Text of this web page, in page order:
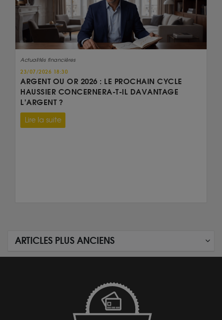
Actualités financières
23/07/2026 18:30
ARGENT OU OR 2026 : LE PROCHAIN CYCLE
HAUSSIER CONCERNERA-T-IL DAVANTAGE
L’ARGENT ?
Lire la suite
ARTICLES PLUS ANCIENS